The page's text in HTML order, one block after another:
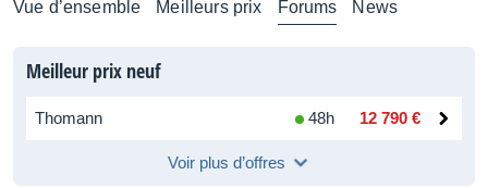
Vue d’ensemble Meilleurs prix Forums News
Meilleur prix neuf
Thomann 48h 12 790 €
Voir plus d’offres